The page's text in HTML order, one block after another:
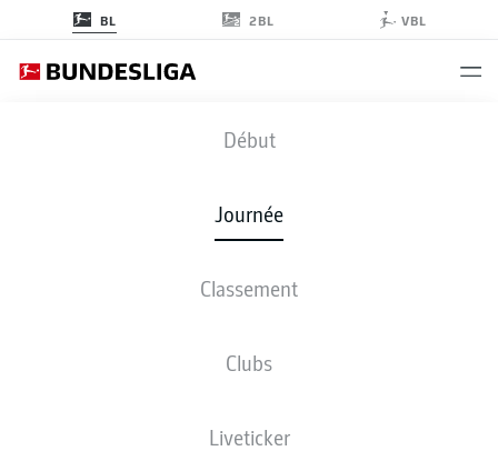
BL 2BL VBL
Début
Journée
Classement
Clubs
Liveticker
SVW - FCA
COMPOSITIONS STATISTIQUES